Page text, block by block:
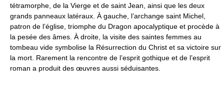
tétramorphe, de la Vierge et de saint Jean, ainsi que les deux
grands panneaux latéraux. À gauche, l’archange saint Michel,
patron de l’église, triomphe du Dragon apocalyptique et procède à
la pesée des âmes. À droite, la visite des saintes femmes au
tombeau vide symbolise la Résurrection du Christ et sa victoire sur
la mort. Rarement la rencontre de l’esprit gothique et de l’esprit
roman a produit des œuvres aussi séduisantes.